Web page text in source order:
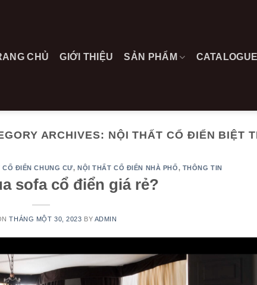
CHỦ
GIỚI THIỆU SẢN PHẨM
ARCHIVES: NỘI THẤT CỔ ĐIỂN BIỆT
CỔ ĐIỂN CHUNG CƯ,NỘI THẤT CỔ ĐIỂN NHÀ PHỐ, THÔNG TIN
sofa cổ điển giá rẻ?
THÁNG MỘT 30, 2023 BY ADMIN